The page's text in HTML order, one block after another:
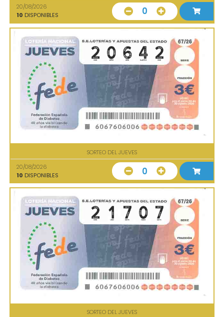
20/08/2026
10 DISPONIBLES 0
SORTEO DEL JUEVES
20/08/2026
10 DISPONIBLES 0
SORTEO DEL JUEVES